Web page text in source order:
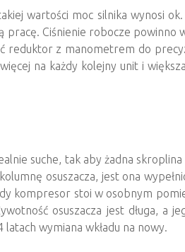
wartości moc silnika wynosi
Ciśnienie robocze
z manometrem do
na każdy kolejny unit i
suche, tak aby żadna
osuszacza, jest ona
kompresor stoi w osobnym
osuszacza jest długa, a
wymiana wkładu na nowy.